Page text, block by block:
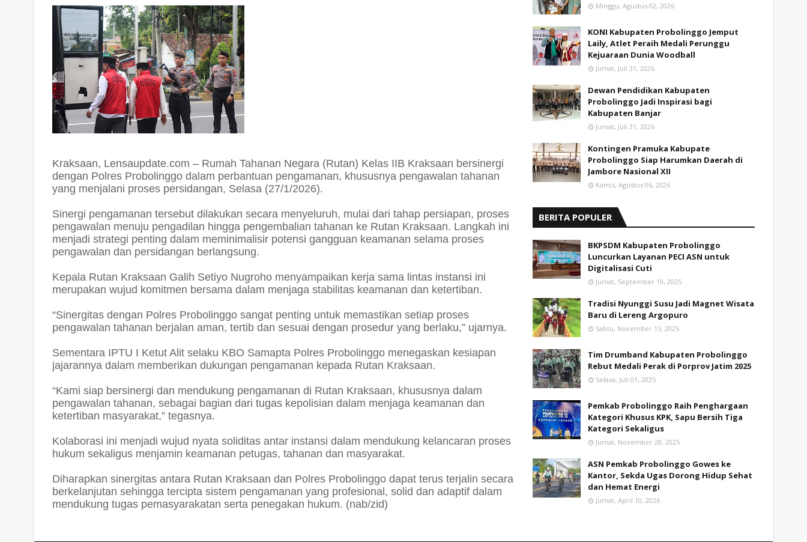
Kraksaan, Lensaupdate.com – Rumah Tahanan Negara (Rutan) Kelas IIB Kraksaan bersinergi
dengan Polres Probolinggo dalam perbantuan pengamanan, khususnya pengawalan tahanan
yang menjalani proses persidangan, Selasa (27/1/2026).
Sinergi pengamanan tersebut dilakukan secara menyeluruh, mulai dari tahap persiapan, proses
pengawalan menuju pengadilan hingga pengembalian tahanan ke Rutan Kraksaan. Langkah ini
menjadi strategi penting dalam meminimalisir potensi gangguan keamanan selama proses
pengawalan dan persidangan berlangsung.
Kepala Rutan Kraksaan Galih Setiyo Nugroho menyampaikan kerja sama lintas instansi ini
merupakan wujud komitmen bersama dalam menjaga stabilitas keamanan dan ketertiban.
“Sinergitas dengan Polres Probolinggo sangat penting untuk memastikan setiap proses
pengawalan tahanan berjalan aman, tertib dan sesuai dengan prosedur yang berlaku,” ujarnya.
Sementara IPTU I Ketut Alit selaku KBO Samapta Polres Probolinggo menegaskan kesiapan
jajarannya dalam memberikan dukungan pengamanan kepada Rutan Kraksaan.
“Kami siap bersinergi dan mendukung pengamanan di Rutan Kraksaan, khususnya dalam
pengawalan tahanan, sebagai bagian dari tugas kepolisian dalam menjaga keamanan dan
ketertiban masyarakat,” tegasnya.
Kolaborasi ini menjadi wujud nyata soliditas antar instansi dalam mendukung kelancaran proses
hukum sekaligus menjamin keamanan petugas, tahanan dan masyarakat.
Diharapkan sinergitas antara Rutan Kraksaan dan Polres Probolinggo dapat terus terjalin secara
berkelanjutan sehingga tercipta sistem pengamanan yang profesional, solid dan adaptif dalam
mendukung tugas pemasyarakatan serta penegakan hukum. (nab/zid)
Minggu, Agustus 02, 2026
KONI Kabupaten Probolinggo Jemput
Laily, Atlet Peraih Medali Perunggu
Kejuaraan Dunia Woodball
Jumat, Juli 31, 2026
Dewan Pendidikan Kabupaten
Probolinggo Jadi Inspirasi bagi
Kabupaten Banjar
Jumat, Juli 31, 2026
Kontingen Pramuka Kabupate
Probolinggo Siap Harumkan Daerah di
Jambore Nasional XII
Kamis, Agustus 06, 2026
BERITA POPULER
BKPSDM Kabupaten Probolinggo
Luncurkan Layanan PECI ASN untuk
Digitalisasi Cuti
Jumat, September 19, 2025
Tradisi Nyunggi Susu Jadi Magnet Wisata
Baru di Lereng Argopuro
Sabtu, November 15, 2025
Tim Drumband Kabupaten Probolinggo
Rebut Medali Perak di Porprov Jatim 2025
Selasa, Juli 01, 2025
Pemkab Probolinggo Raih Penghargaan
Kategori Khusus KPK, Sapu Bersih Tiga
Kategori Sekaligus
Jumat, November 28, 2025
ASN Pemkab Probolinggo Gowes ke
Kantor, Sekda Ugas Dorong Hidup Sehat
dan Hemat Energi
Jumat, April 10, 2026